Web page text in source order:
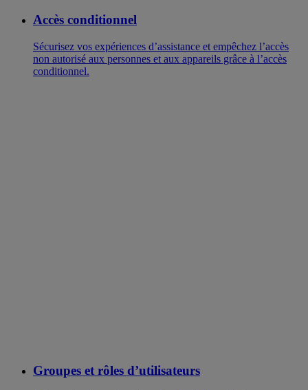
Accès conditionnel
Sécurisez vos expériences d’assistance et empêchez l’accès
non autorisé aux personnes et aux appareils grâce à l’accès
conditionnel.
Groupes et rôles d’utilisateurs